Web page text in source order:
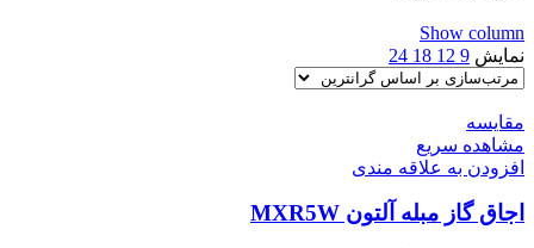
Show column
نمایش 9
12
18
24
مقایسه
مشاهده سریع
افزودن به علاقه مندی
اجاق گاز مبله آلتون MXR5W